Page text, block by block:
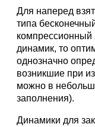
Для наперед
типа
компрессионный
динамик, то
однозначно
возникшие при
можно в
заполнения).
Динамики для